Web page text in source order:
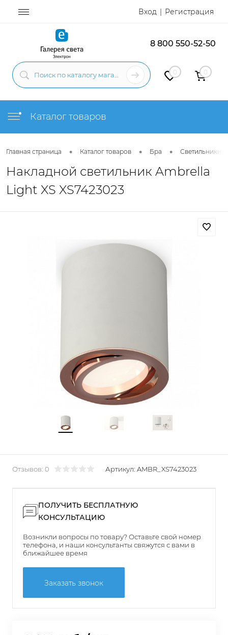
Вход Регистрация
8 800 550-52-50
0 0
Каталог товаров
Главная страница • Каталог товаров • Бра • Светильники
Накладной светильник Ambrella
Light XS XS7423023
Отзывов: 0 Артикул: AMBR_XS7423023
ПОЛУЧИТЬ БЕСПЛАТНУЮ
КОНСУЛЬТАЦИЮ
Возникли вопросы по товару? Оставьте свой номер
телефона, и наши консультанты свяжутся с вами в
ближайшее время
Заказать звонок